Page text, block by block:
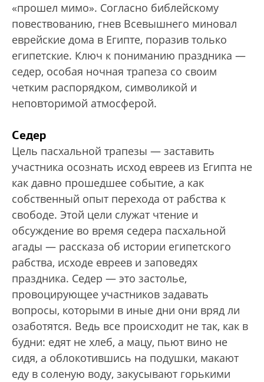
«прошел мимо». Согласно библейскому
повествованию, гнев Всевышнего миновал
еврейские дома в Египте, поразив только
египетские. Ключ к пониманию праздника —
седер, особая ночная трапеза со своим
четким распорядком, символикой и
неповторимой атмосферой.
Седер
Цель пасхальной трапезы — заставить
участника осознать исход евреев из Египта не
как давно прошедшее событие, а как
собственный опыт перехода от рабства к
свободе. Этой цели служат чтение и
обсуждение во время седера пасхальной
агады — рассказа об истории египетского
рабства, исходе евреев и заповедях
праздника. Седер — это застолье,
провоцирующее участников задавать
вопросы, которыми в иные дни они вряд ли
озаботятся. Ведь все происходит не так, как в
будни: едят не хлеб, а мацу, пьют вино не
сидя, а облокотившись на подушки, макают
еду в соленую воду, закусывают горькими